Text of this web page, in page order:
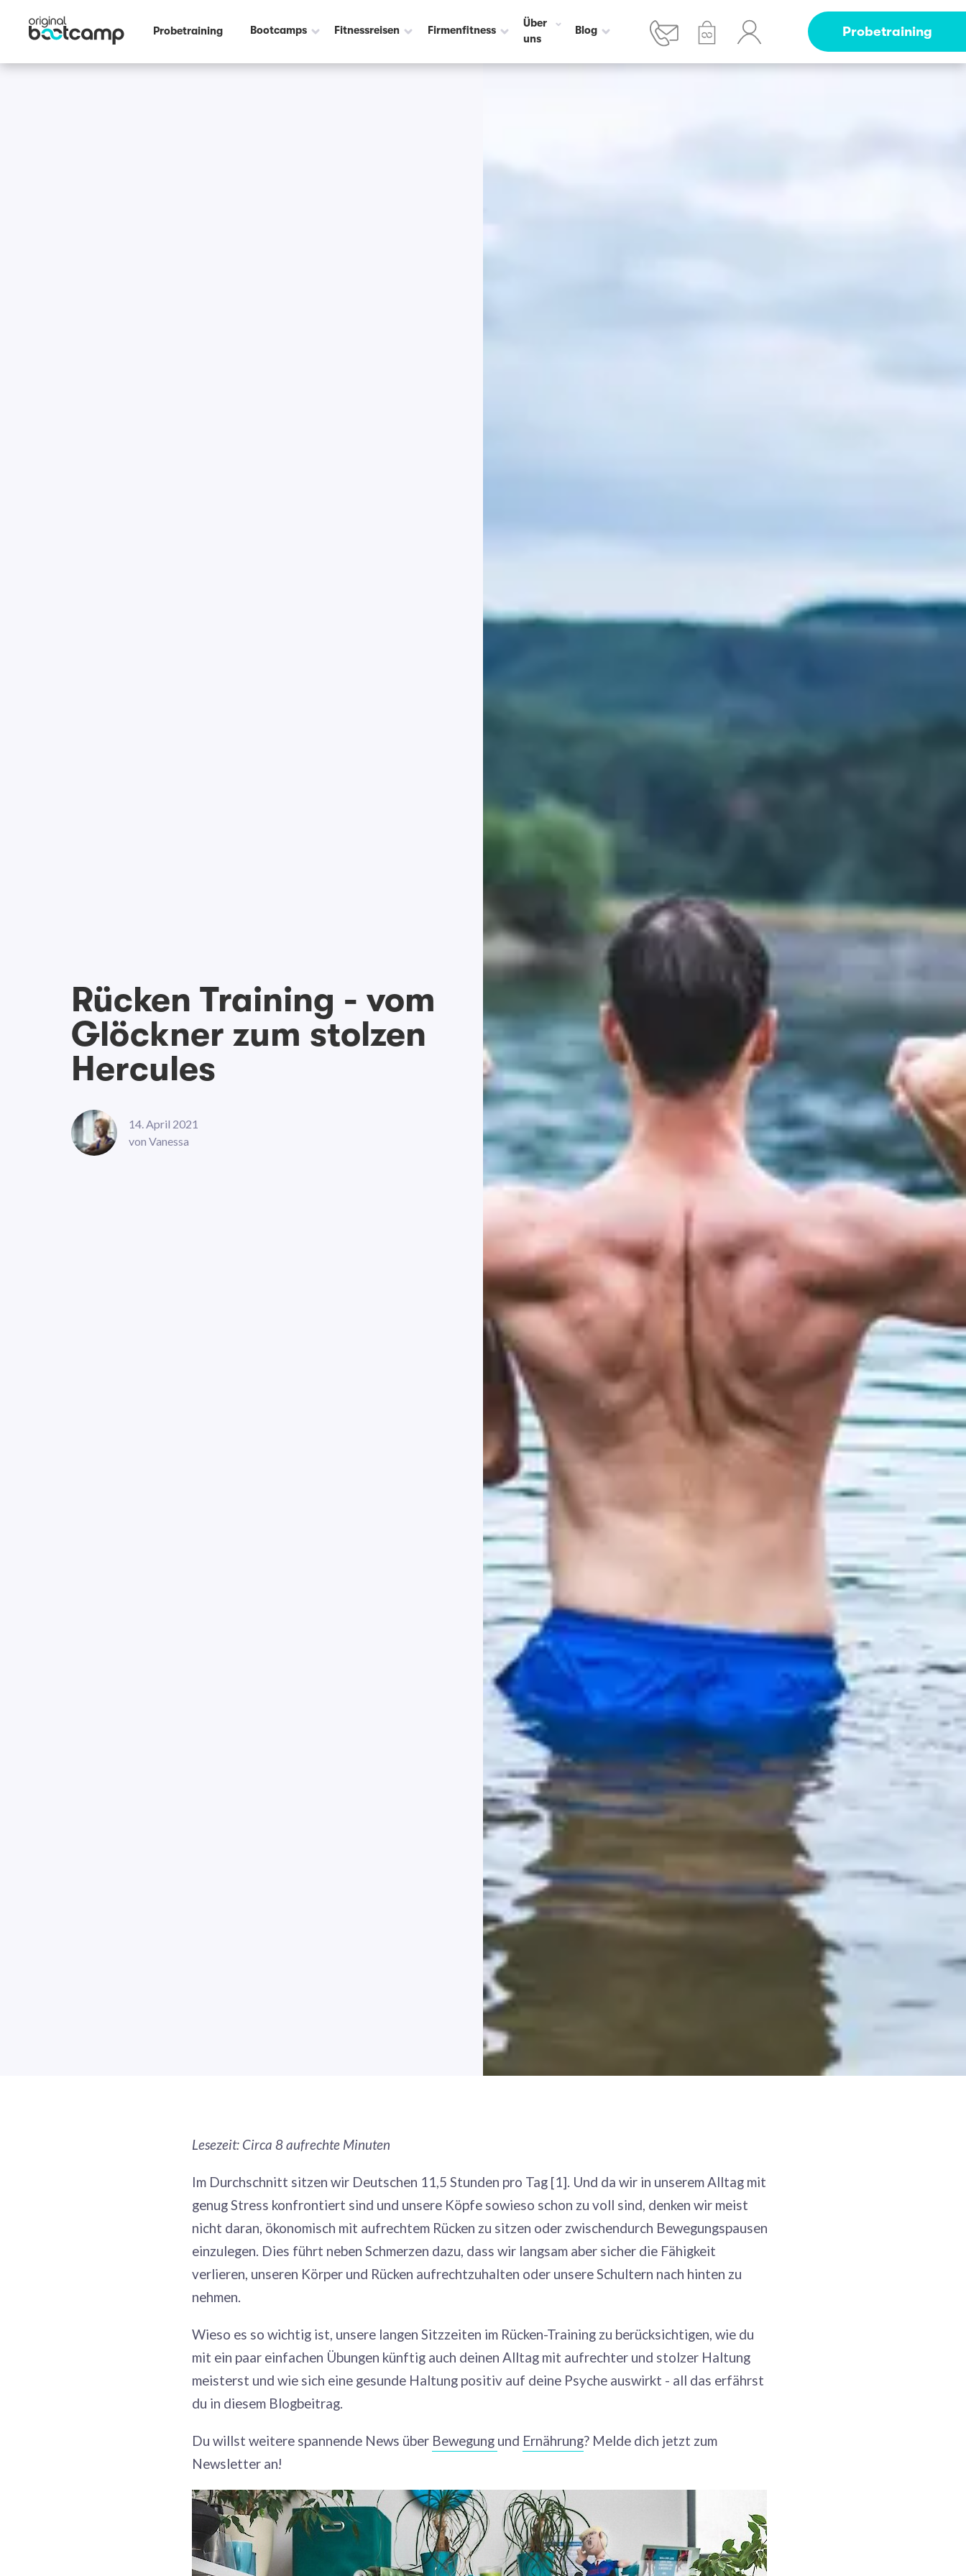
Probetraining Bootcamps Fitnessreisen Firmenfitness
Über
uns
Blog Probetraining
Rücken Training - vom
Glöckner zum stolzen
Hercules
14. April 2021
von Vanessa
Lesezeit: Circa 8 aufrechte Minuten
Im Durchschnitt sitzen wir Deutschen 11,5 Stunden pro Tag [1]. Und da wir in unserem Alltag mit
genug Stress konfrontiert sind und unsere Köpfe sowieso schon zu voll sind, denken wir meist
nicht daran, ökonomisch mit aufrechtem Rücken zu sitzen oder zwischendurch Bewegungspausen
einzulegen. Dies führt neben Schmerzen dazu, dass wir langsam aber sicher die Fähigkeit
verlieren, unseren Körper und Rücken aufrechtzuhalten oder unsere Schultern nach hinten zu
nehmen.
Wieso es so wichtig ist, unsere langen Sitzzeiten im Rücken-Training zu berücksichtigen, wie du
mit ein paar einfachen Übungen künftig auch deinen Alltag mit aufrechter und stolzer Haltung
meisterst und wie sich eine gesunde Haltung positiv auf deine Psyche auswirkt - all das erfährst
du in diesem Blogbeitrag.
Du willst weitere spannende News über Bewegung und Ernährung? Melde dich jetzt zum
Newsletter an!